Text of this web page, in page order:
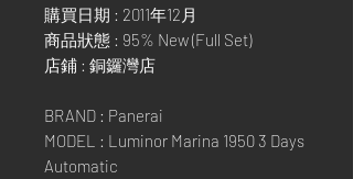
購買日期 : 2011年12月
商品狀態 : 95% New (Full Set)
店鋪 : 銅鑼灣店
BRAND : Panerai
MODEL : Luminor Marina 1950 3 Days
Automatic